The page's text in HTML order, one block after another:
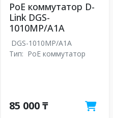
PoE коммутатор D-
Link DGS-
1010MP/A1A
DGS-1010MP/A1A
Тип: PoE коммутатор
85 000 ₸